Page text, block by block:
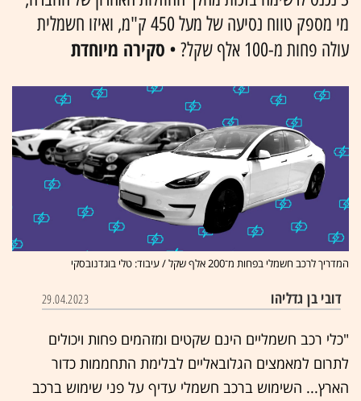
מי מספק טווח נסיעה של מעל 450 ק"מ, ואיזו חשמלית
עולה פחות מ-100 אלף שקל? •
סקירה מיוחדת
המדריך לרכב חשמלי בפחות מ־200 אלף שקל / עיבוד: טלי בוגדנובסקי
דובי בן גדליהו 29.04.2023
"כלי רכב חשמליים הינם שקטים ומזהמים פחות ויכולים
לתרום למאמצים הגלובאליים לבלימת התחממות כדור
הארץ... השימוש ברכב חשמלי עדיף על פני שימוש ברכב